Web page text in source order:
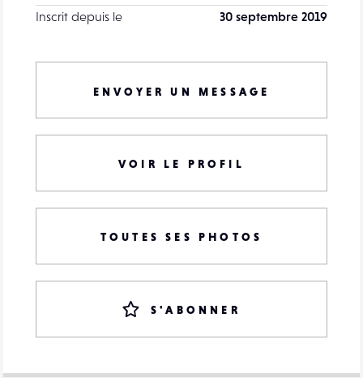
Inscrit depuis le
30 septembre 2019
ENVOYER UN MESSAGE
VOIR LE PROFIL
TOUTES SES PHOTOS
S'ABONNER